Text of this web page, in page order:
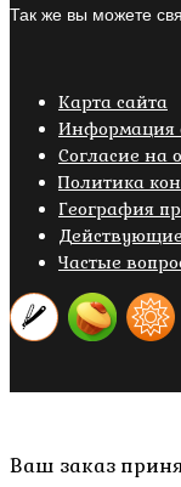
Так же вы можете
Карта сайта
Информация
Cогласие на
Политика
География
Частые
Пролистать
Ваш заказ